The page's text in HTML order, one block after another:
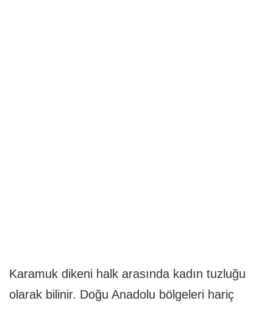
Karamuk dikeni halk arasında kadın tuzluğu
olarak bilinir. Doğu Anadolu bölgeleri hariç